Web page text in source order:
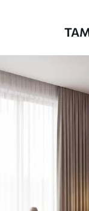
aplicação
Materiais